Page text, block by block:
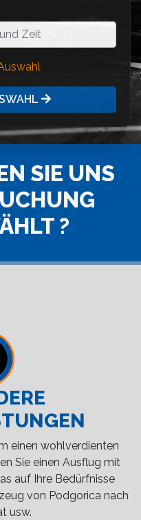
SIE UNS
?
einen wohlverdienten
Sie einen Ausflug mit
auf Ihre Bedürfnisse
von Podgorica nach
usw.